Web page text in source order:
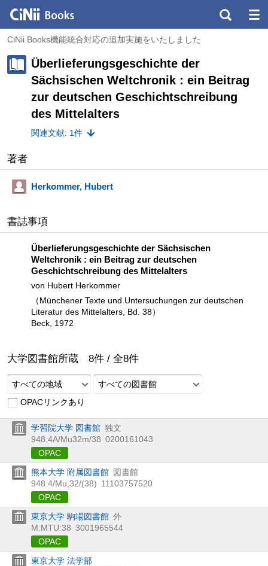
CiNii Books機能統合対応の追加実施をいたしました
Überlieferungsgeschichte der
Sächsischen Weltchronik : ein Beitrag
zur deutschen Geschichtschreibung
des Mittelalters
関連文献: 1件
著者
Herkommer, Hubert
書誌事項
Überlieferungsgeschichte der Sächsischen
Weltchronik : ein Beitrag zur deutschen
Geschichtschreibung des Mittelalters
von Hubert Herkommer
（Münchener Texte und Untersuchungen zur deutschen
Literatur des Mittelalters, Bd. 38）
Beck, 1972
大学図書館所蔵 8件 / 全8件
すべての地域
すべての図書館
OPACリンクあり
学習院大学 図書館 独文
948.4A/Mu32m/38 0200161043
OPAC
熊本大学 附属図書館 図書館
948.4/Mu,32/(38) 11103757520
OPAC
東京大学 駒場図書館 外
M:MTU:38 3001965544
OPAC
東京大学 法学部